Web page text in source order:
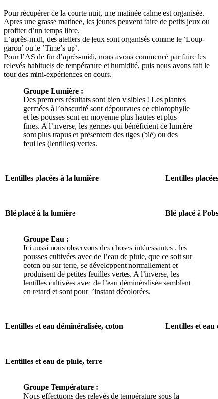
Pour récupérer de la courte nuit, une matinée calme est organisée.
Après une grasse matinée, les jeunes peuvent faire de petits jeux ou
profiter d’un temps libre.
L’après-midi, des ateliers de jeux sont organisés comme le ’Loup-
garou’ ou le ’Time’s up’.
Pour l’AS de fin d’après-midi, nous avons commencé par faire les
relevés habituels de température et humidité, puis nous avons fait le
tour des mini-expériences en cours.
Groupe Lumière :
Des premiers résultats sont bien visibles ! Les plantes
germées à l’obscurité sont dépourvues de chlorophylle
et les pousses sont en moyenne plus hautes et plus
fines. A l’inverse, les germes qui bénéficient de lumière
sont plus trapus et présentent des tiges (blé) ou des
feuilles (lentilles) vertes.
Lentilles placées à la lumière Lentilles
Blé placé à la lumière Blé placé à
Groupe Eau :
Ici aussi nous observons des choses intéressantes : les
pousses cultivées avec de l’eau de pluie, que ce soit sur
coton ou sur terre, se développent normallement et
produisent de petites feuilles vertes. A l’inverse, les
lentilles cultivées avec de l’eau déminéralisée semblent
en retard et sont pour l’instant décolorées.
Lentilles et eau déminéralisée, coton Lentilles et eau
Lentilles et eau de pluie, terre
Groupe Température :
Nous effectuons des relevés de température sous la